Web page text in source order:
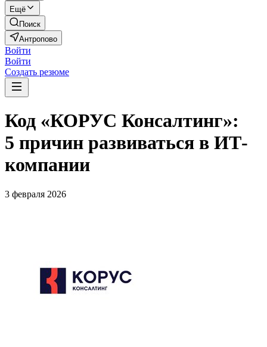
Ещё
Поиск
Антропово
Войти
Войти
Создать резюме
Код «КОРУС Консалтинг»:
5 причин развиваться в ИТ-
компании
3 февраля 2026